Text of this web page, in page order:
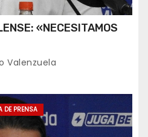
«NECESITAMOS
Valenzuela
DE PRENSA